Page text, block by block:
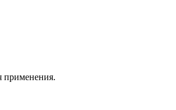
применения.